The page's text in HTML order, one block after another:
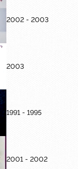
2002 - 2003
2003
1991 - 1995
2001 - 2002